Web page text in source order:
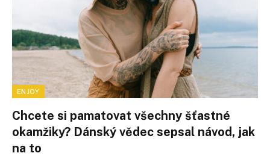
ENJOY
Chcete si pamatovat všechny šťastné
okamžiky? Dánský vědec sepsal návod, jak
na to